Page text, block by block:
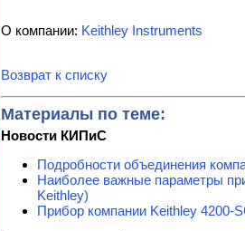
О компании: Keithley Instruments
Возврат к списку
Материалы по теме:
Новости КИПиС
Подробности объединения
Наиболее важные параметры
Keithley)
Прибор компании Keithley 4200-